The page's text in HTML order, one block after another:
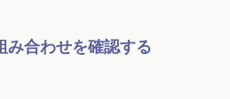
み合わせを確認する